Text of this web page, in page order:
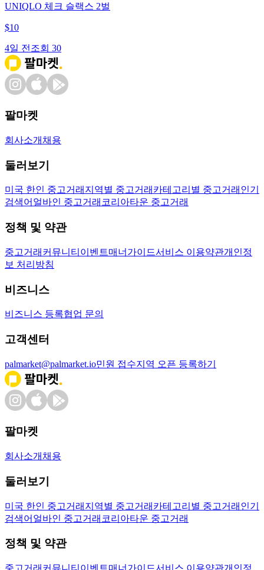
UNIQLO 체크 슬랙스 2벌
$10
4일 전 조회 30
팔마켓
회사소개 채용
둘러보기
미국 한인 중고거래 지역별 중고거래 카테고리별 중고거래 인기
검색어 얼바인 중고거래 코리아타운 중고거래
정책 및 약관
중고거래 커뮤니티 이벤트매너가이드서비스 이용약관개인정
보 처리방침
비즈니스
비즈니스 등록협업 문의
고객센터
palmarket@palmarket.io민원 접수지역 오픈 등록하기
팔마켓
회사소개 채용
둘러보기
미국 한인 중고거래 지역별 중고거래 카테고리별 중고거래 인기
검색어 얼바인 중고거래 코리아타운 중고거래
정책 및 약관
중고거래 커뮤니티 이벤트매너가이드서비스 이용약관개인정